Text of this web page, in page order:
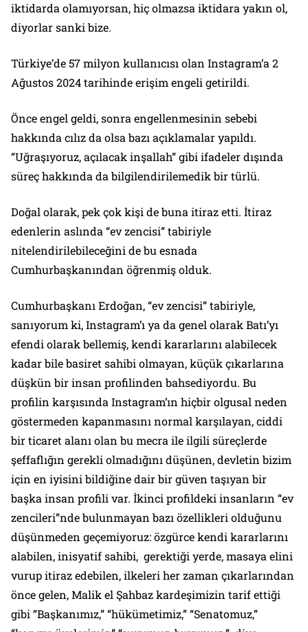
iktidarda olamıyorsan, hiç olmazsa iktidara yakın ol,
diyorlar sanki bize.
Türkiye’de 57 milyon kullanıcısı olan Instagram’a 2
Ağustos 2024 tarihinde erişim engeli getirildi.
Önce engel geldi, sonra engellenmesinin sebebi
hakkında cılız da olsa bazı açıklamalar yapıldı.
“Uğraşıyoruz, açılacak inşallah” gibi ifadeler dışında
süreç hakkında da bilgilendirilemedik bir türlü.
Doğal olarak, pek çok kişi de buna itiraz etti. İtiraz
edenlerin aslında “ev zencisi” tabiriyle
nitelendirilebileceğini de bu esnada
Cumhurbaşkanından öğrenmiş olduk.
Cumhurbaşkanı Erdoğan, “ev zencisi” tabiriyle,
sanıyorum ki, Instagram’ı ya da genel olarak Batı’yı
efendi olarak bellemiş, kendi kararlarını alabilecek
kadar bile basiret sahibi olmayan, küçük çıkarlarına
düşkün bir insan profilinden bahsediyordu. Bu
profilin karşısında Instagram’ın hiçbir olgusal neden
göstermeden kapanmasını normal karşılayan, ciddi
bir ticaret alanı olan bu mecra ile ilgili süreçlerde
şeffaflığın gerekli olmadığını düşünen, devletin bizim
için en iyisini bildiğine dair bir güven taşıyan bir
başka insan profili var. İkinci profildeki insanların “ev
zencileri”nde bulunmayan bazı özellikleri olduğunu
düşünmeden geçemiyoruz: özgürce kendi kararlarını
alabilen, inisyatif sahibi, gerektiği yerde, masaya elini
vurup itiraz edebilen, ilkeleri her zaman çıkarlarından
önce gelen, Malik el Şahbaz kardeşimizin tarif ettiği
gibi“Başkanımız,” “hükümetimiz,” “Senatomuz,”